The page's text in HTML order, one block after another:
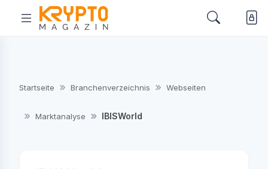
Startseite Branchenverzeichnis Webseiten
Marktanalyse IBISWorld